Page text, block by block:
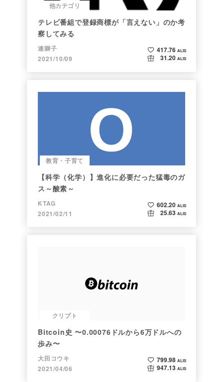
他カテゴリ
テレビ番組で登録商標が「言えない」のか考
察してみる
連獅子
2021/10/09
417.76 ALIS
31.20 ALIS
教育・子育て
【科学（化学）】進化に必要だった猛毒のガ
ス～酸素～
KTAG
2021/02/11
602.20 ALIS
25.63 ALIS
クリプト
Bitcoin史 〜0.00076ドルから6万ドルへの
歩み〜
大田コウキ
2021/04/06
799.98 ALIS
947.13 ALIS